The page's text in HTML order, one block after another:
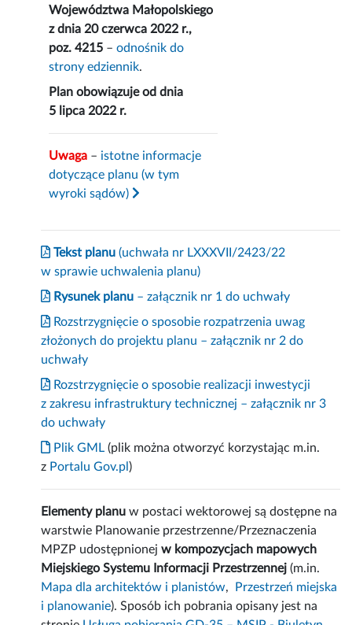
Województwa Małopolskiego
z dnia 20 czerwca 2022 r.,
poz. 4215 –odnośnik do
strony edziennik.
Plan obowiązuje od dnia
5 lipca 2022 r.
Uwaga – istotne informacje
dotyczące planu (w tym
wyroki sądów)
Tekst planu (uchwała nr LXXXVII/2423/22
w sprawie uchwalenia planu)
Rysunek planu – załącznik nr 1 do uchwały
Rozstrzygnięcie o sposobie rozpatrzenia uwag
złożonych do projektu planu – załącznik nr 2 do
uchwały
Rozstrzygnięcie o sposobie realizacji inwestycji
z zakresu infrastruktury technicznej – załącznik nr 3
do uchwały
Plik GML (plik można otworzyć korzystając m.in.
z Portalu Gov.pl )
Elementy planu w postaci wektorowej są dostępne na
warstwie Planowanie przestrzenne/Przeznaczenia
MPZP udostępnionejw kompozycjach mapowych
Miejskiego Systemu Informacji Przestrzennej (m.in.
Mapa dla architektów i planistów,
Przestrzeń miejska
i planowanie). Sposób ich pobrania opisany jest na